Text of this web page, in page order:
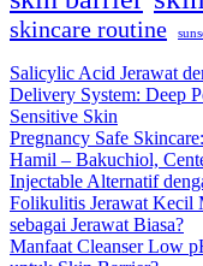
skincare routine
Salicylic Acid Jerawat
Delivery System: Deep
Sensitive Skin
Pregnancy Safe
Hamil – Bakuchiol,
Injectable Alternatif
Folikulitis Jerawat Kecil
sebagai Jerawat Biasa?
Manfaat Cleanser Low